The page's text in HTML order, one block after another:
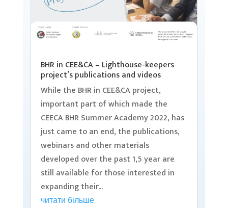
BHR in CEE&CA – Lighthouse-keepers
project’s publications and videos
While the BHR in CEE&CA project,
important part of which made the
CEECA BHR Summer Academy 2022, has
just came to an end, the publications,
webinars and other materials
developed over the past 1,5 year are
still available for those interested in
expanding their...
читати більше